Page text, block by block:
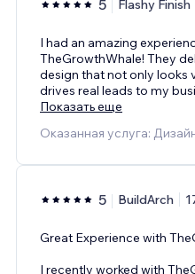
5 Flashy Finish
I had an amazing
TheGrowthWhale! They
design that not only looks
drives real leads to my
Показать еще
Оказанная услуга:
5 BuildArch
Great Experience with
I recently worked with